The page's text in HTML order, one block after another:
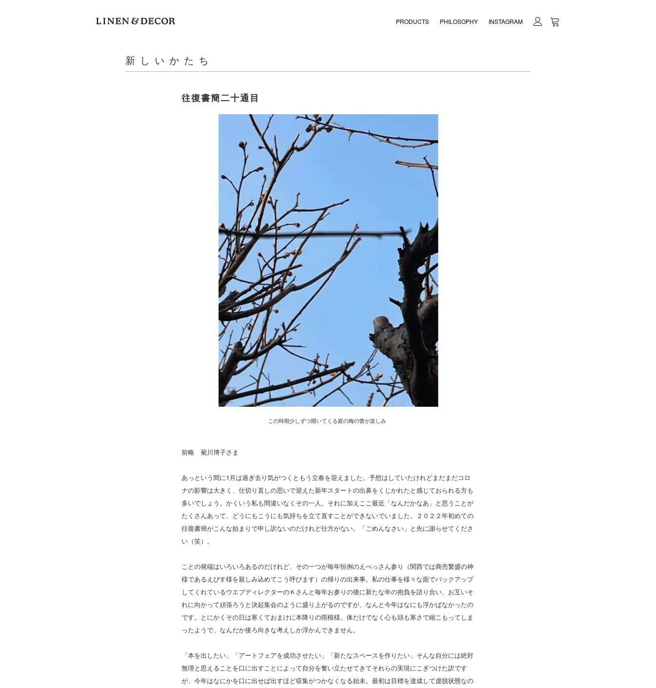
PRODUCTS PHILOSOPHY INSTAGRAM
新しいかたち
往復書簡二十通目
この時期少しずつ開いてくる庭の梅の蕾が楽しみ
前略 菊川博子さま
あっという間に1月は過ぎ去り気がつくともう立春を迎えました。予想はしていたけれどまだまだコロ
ナの影響は大きく、仕切り直しの思いで迎えた新年スタートの出鼻をくじかれたと感じておられる方も
多いでしょう。かくいう私も間違いなくその一人。それに加えここ最近「なんだかなあ」と思うことが
たくさんあって、どうにもこうにも気持ちを立て直すことができないでいました。２０２２年初めての
往復書簡がこんな始まりで申し訳ないのだけれど仕方がない。「ごめんなさい」と先に謝らせてくださ
い（笑）。
ことの発端はいろいろあるのだけれど、その一つが毎年恒例のえべっさん参り（関西では商売繁盛の神
様であるえびす様を親しみ込めてこう呼びます）の帰りの出来事。私の仕事を様々な面でバックアップ
してくれているウエブディレクターのＫさんと毎年お参りの後に新たな年の抱負を語り合い、お互いそ
れに向かって頑張ろうと決起集会のように盛り上がるのですが、なんと今年はなにも浮かばなかったの
です。とにかくその日は寒くておまけに本降りの雨模様。体だけでなく心も頭も寒さで縮こもってしま
ったようで、なんだか後ろ向きな考えしか浮かんできません。
「本を出したい」「アートフェアを成功させたい」「新たなスペースを作りたい」そんな自分には絶対
無理と思えることを口に出すことによって自分を奮い立たせてきてそれらの実現にこぎつけた訳です
が、今年はなにかを口に出せば出すほど収集がつかなくなる始末。最初は目標を達成して虚脱状態なの